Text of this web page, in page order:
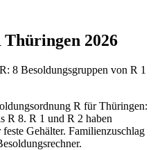
Thüringen 2026
8 Besoldungsgruppen von R 1
R für Thüringen:
R 8. R 1 und R 2 haben
Gehälter. Familienzuschlag